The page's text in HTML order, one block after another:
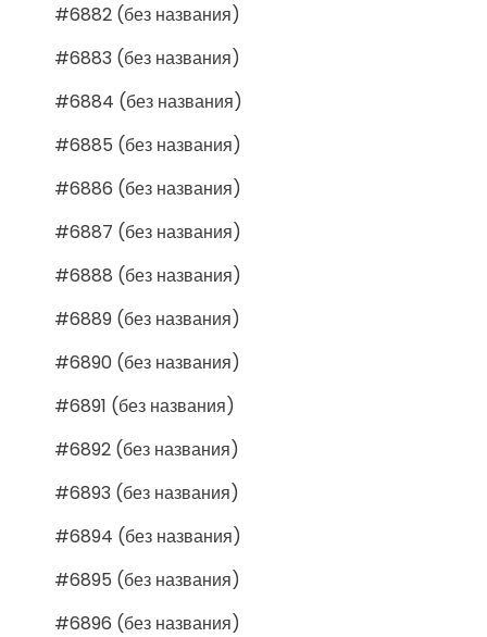
#6882 (без названия)
#6883 (без названия)
#6884 (без названия)
#6885 (без названия)
#6886 (без названия)
#6887 (без названия)
#6888 (без названия)
#6889 (без названия)
#6890 (без названия)
#6891 (без названия)
#6892 (без названия)
#6893 (без названия)
#6894 (без названия)
#6895 (без названия)
#6896 (без названия)